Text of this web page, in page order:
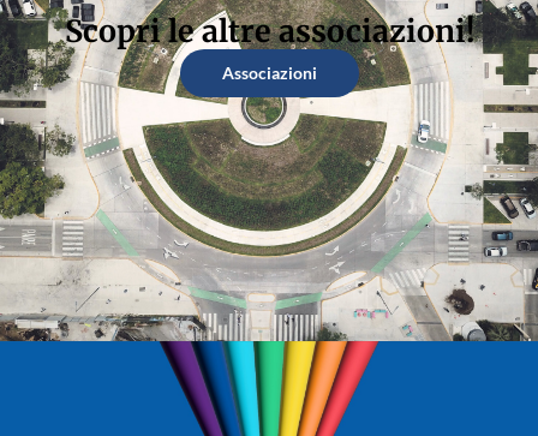
Scopri le altre associazioni!
Associazioni